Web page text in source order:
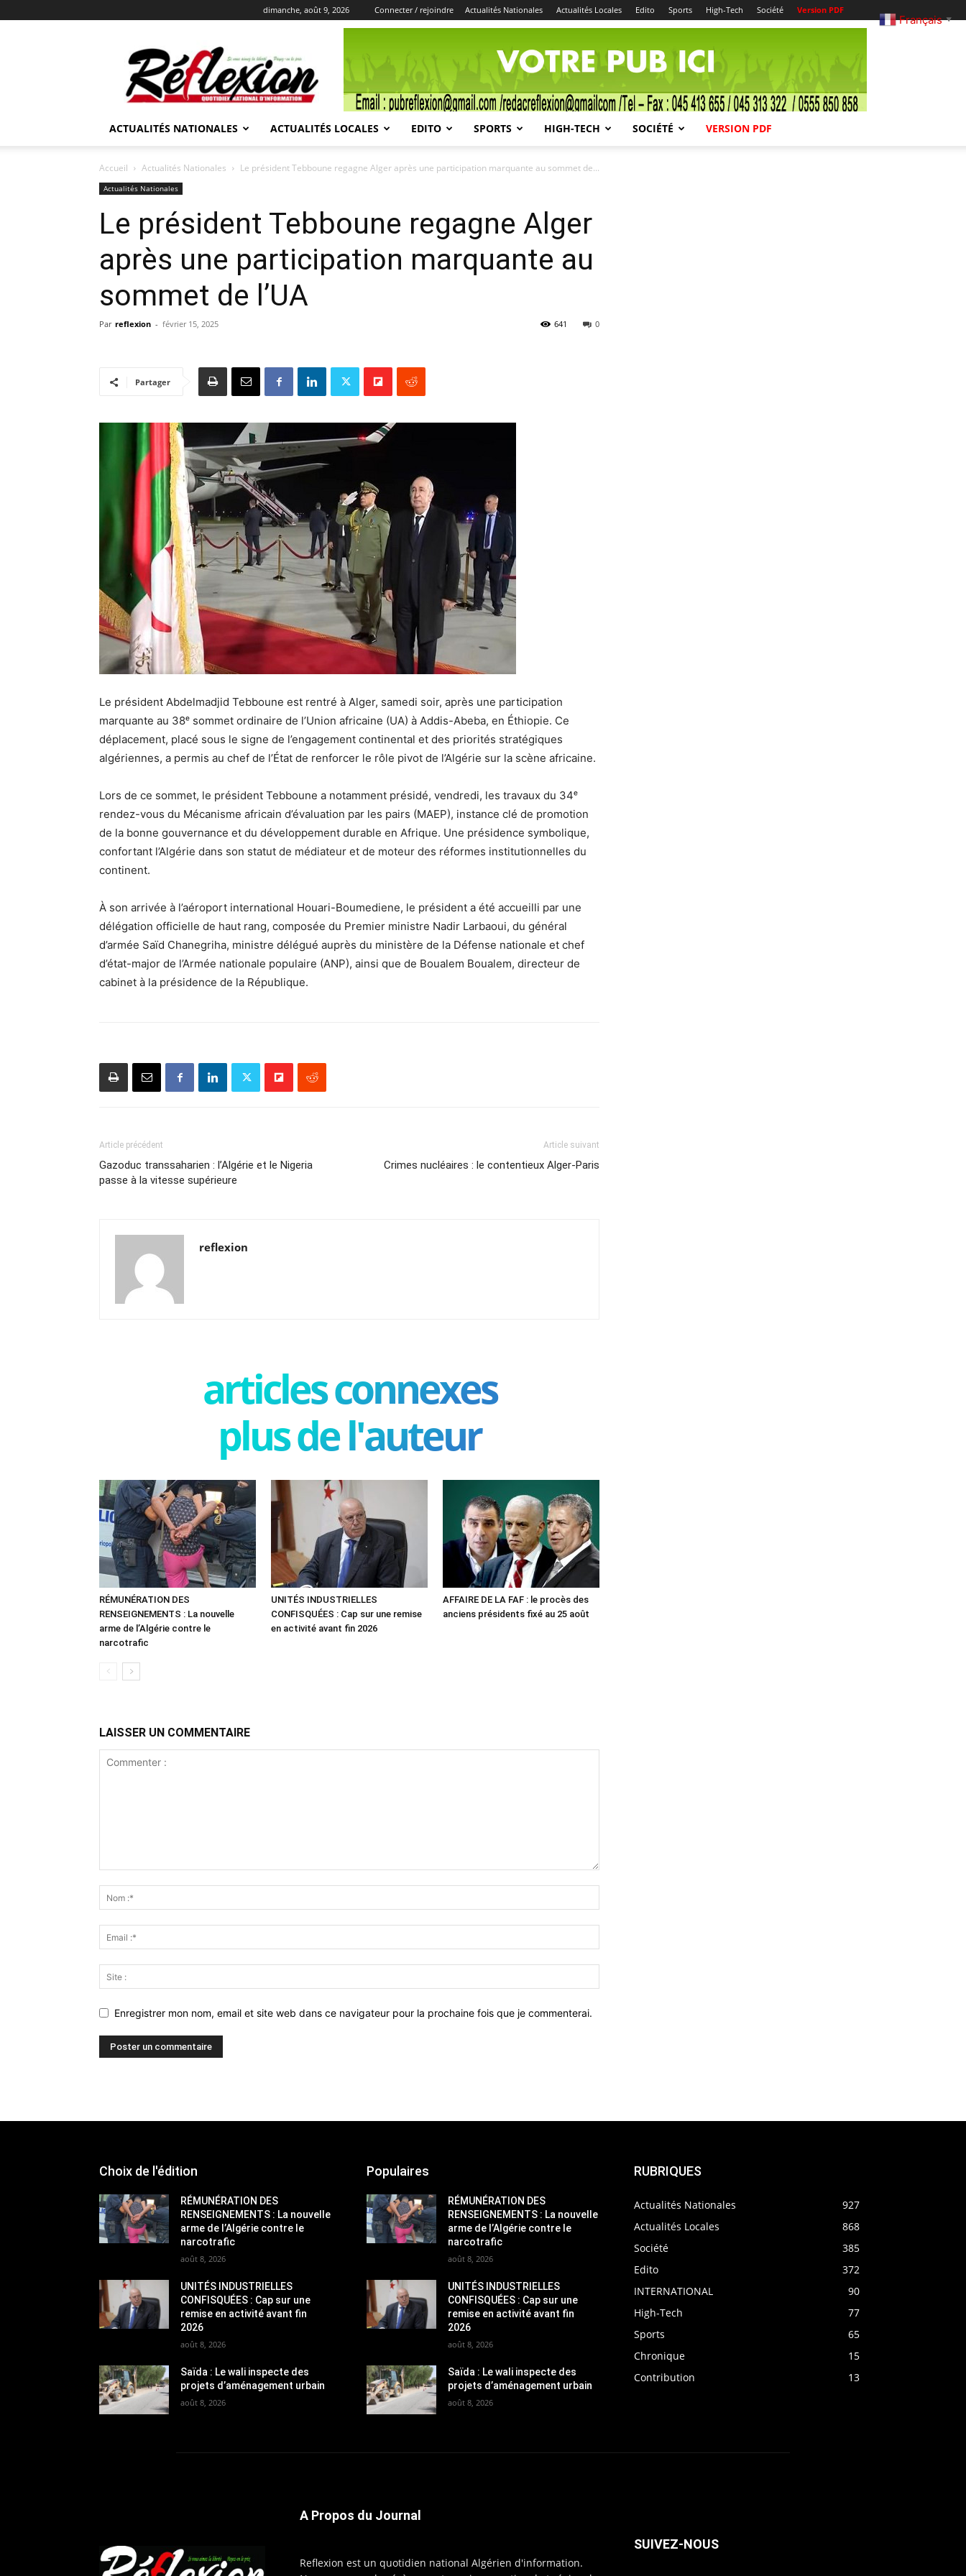
dimanche, août 9, 2026 Connecter / rejoindre Actualités Nationales Actualités Locales Edito Sports High-Tech Société Version PDF
REFLEXION
ACTUALITÉS NATIONALES ACTUALITÉS LOCALES EDITO SPORTS HIGH-TECH SOCIÉTÉ VERSION PDF
Accueil Actualités Nationales Le président Tebboune regagne Alger après une participation marquante au sommet de...
Actualités Nationales
Le président Tebboune regagne Alger
après une participation marquante au
sommet de l’UA
Par reflexion - février 15, 2025 0
641
Partager
Le président Abdelmadjid Tebboune est rentré à Alger, samedi soir, après une participation
marquante au 38ᵉ sommet ordinaire de l’Union africaine (UA) à Addis-Abeba, en Éthiopie. Ce
déplacement, placé sous le signe de l’engagement continental et des priorités stratégiques
algériennes, a permis au chef de l’État de renforcer le rôle pivot de l’Algérie sur la scène africaine.
Lors de ce sommet, le président Tebboune a notamment présidé, vendredi, les travaux du 34ᵉ
rendez-vous du Mécanisme africain d’évaluation par les pairs (MAEP), instance clé de promotion
de la bonne gouvernance et du développement durable en Afrique. Une présidence symbolique,
confortant l’Algérie dans son statut de médiateur et de moteur des réformes institutionnelles du
continent.
À son arrivée à l’aéroport international Houari-Boumediene, le président a été accueilli par une
délégation officielle de haut rang, composée du Premier ministre Nadir Larbaoui, du général
d’armée Saïd Chanegriha, ministre délégué auprès du ministère de la Défense nationale et chef
d’état-major de l’Armée nationale populaire (ANP), ainsi que de Boualem Boualem, directeur de
cabinet à la présidence de la République.
Article précédent
Gazoduc transsaharien : l’Algérie et le Nigeria
passe à la vitesse supérieure
Article suivant
Crimes nucléaires : le contentieux Alger-Paris
reflexion
articles connexes
plus de l'auteur
RÉMUNÉRATION DES
RENSEIGNEMENTS : La nouvelle
arme de l’Algérie contre le
narcotrafic
UNITÉS INDUSTRIELLES
CONFISQUÉES : Cap sur une remise
en activité avant fin 2026
AFFAIRE DE LA FAF : le procès des
anciens présidents fixé au 25 août
LAISSER UN COMMENTAIRE
Enregistrer mon nom, email et site web dans ce navigateur pour la prochaine fois que je commenterai.
Choix de l'édition
RÉMUNÉRATION DES
RENSEIGNEMENTS : La nouvelle
arme de l’Algérie contre le
narcotrafic
août 8, 2026
UNITÉS INDUSTRIELLES
CONFISQUÉES : Cap sur une
remise en activité avant fin
2026
août 8, 2026
Saïda : Le wali inspecte des
projets d’aménagement urbain
août 8, 2026
Populaires
RÉMUNÉRATION DES
RENSEIGNEMENTS : La nouvelle
arme de l’Algérie contre le
narcotrafic
août 8, 2026
UNITÉS INDUSTRIELLES
CONFISQUÉES : Cap sur une
remise en activité avant fin
2026
août 8, 2026
Saïda : Le wali inspecte des
projets d’aménagement urbain
août 8, 2026
RUBRIQUES
Actualités Nationales
927
Actualités Locales
868
Société
385
Edito
372
INTERNATIONAL
90
High-Tech
77
Sports
65
Chronique
15
Contribution
13
A Propos du Journal
Reflexion est un quotidien national Algérien d'information.
SUIVEZ-NOUS
Français ▼